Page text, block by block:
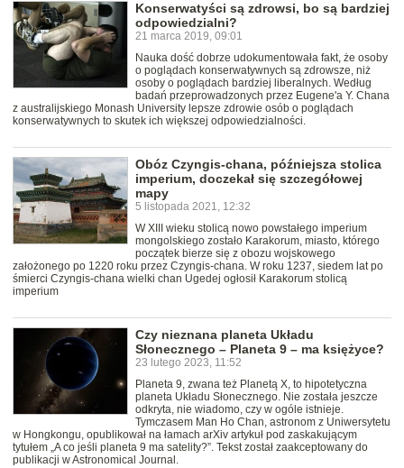
Konserwatyści są zdrowsi, bo są bardziej
odpowiedzialni?
21 marca 2019, 09:01
Nauka dość dobrze udokumentowała fakt, że osoby
o poglądach konserwatywnych są zdrowsze, niż
osoby o poglądach bardziej liberalnych. Według
badań przeprowadzonych przez Eugene'a Y. Chana
z australijskiego Monash University lepsze zdrowie osób o poglądach
konserwatywnych to skutek ich większej odpowiedzialności.
Obóz Czyngis-chana, późniejsza stolica
imperium, doczekał się szczegółowej
mapy
5 listopada 2021, 12:32
W XIII wieku stolicą nowo powstałego imperium
mongolskiego zostało Karakorum, miasto, którego
początek bierze się z obozu wojskowego
założonego po 1220 roku przez Czyngis-chana. W roku 1237, siedem lat po
śmierci Czyngis-chana wielki chan Ugedej ogłosił Karakorum stolicą
imperium
Czy nieznana planeta Układu
Słonecznego – Planeta 9 – ma księżyce?
23 lutego 2023, 11:52
Planeta 9, zwana też Planetą X, to hipotetyczna
planeta Układu Słonecznego. Nie została jeszcze
odkryta, nie wiadomo, czy w ogóle istnieje.
Tymczasem Man Ho Chan, astronom z Uniwersytetu
w Hongkongu, opublikował na łamach arXiv artykuł pod zaskakującym
tytułem „A co jeśli planeta 9 ma satelity?”. Tekst został zaakceptowany do
publikacji w Astronomical Journal.